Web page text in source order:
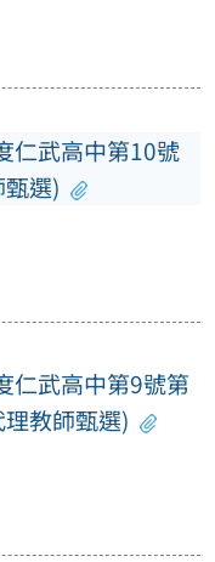
仁武高中第10號
選)
仁武高中第9號第
教師甄選)